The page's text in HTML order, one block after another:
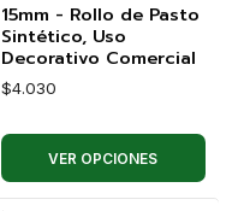
15mm - Rollo de Pasto
Sintético, Uso
Decorativo Comercial
$4.030
VER OPCIONES